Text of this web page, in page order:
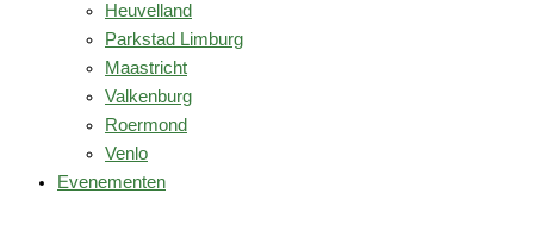
Heuvelland
Parkstad Limburg
Maastricht
Valkenburg
Roermond
Venlo
Evenementen